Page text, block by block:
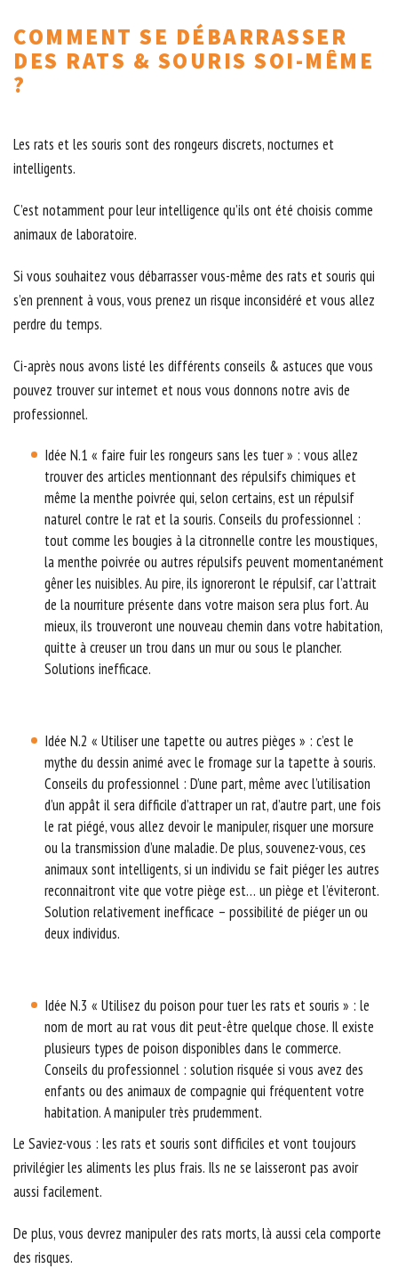
COMMENT SE DÉBARRASSER
DES RATS & SOURIS SOI-MÊME
?
Les rats et les souris sont des rongeurs discrets, nocturnes et
intelligents.
C’est notamment pour leur intelligence qu’ils ont été choisis comme
animaux de laboratoire.
Si vous souhaitez vous débarrasser vous-même des rats et souris qui
s’en prennent à vous, vous prenez un risque inconsidéré et vous allez
perdre du temps.
Ci-après nous avons listé les différents conseils & astuces que vous
pouvez trouver sur internet et nous vous donnons notre avis de
professionnel.
Idée N.1 « faire fuir les rongeurs sans les tuer » : vous allez
trouver des articles mentionnant des répulsifs chimiques et
même la menthe poivrée qui, selon certains, est un répulsif
naturel contre le rat et la souris. Conseils du professionnel :
tout comme les bougies à la citronnelle contre les moustiques,
la menthe poivrée ou autres répulsifs peuvent momentanément
gêner les nuisibles. Au pire, ils ignoreront le répulsif, car l’attrait
de la nourriture présente dans votre maison sera plus fort. Au
mieux, ils trouveront une nouveau chemin dans votre habitation,
quitte à creuser un trou dans un mur ou sous le plancher.
Solutions inefficace.
Idée N.2 « Utiliser une tapette ou autres pièges » : c’est le
mythe du dessin animé avec le fromage sur la tapette à souris.
Conseils du professionnel : D’une part, même avec l’utilisation
d’un appât il sera difficile d’attraper un rat, d’autre part, une fois
le rat piégé, vous allez devoir le manipuler, risquer une morsure
ou la transmission d’une maladie. De plus, souvenez-vous, ces
animaux sont intelligents, si un individu se fait piéger les autres
reconnaitront vite que votre piège est… un piège et l’éviteront.
Solution relativement inefficace – possibilité de piéger un ou
deux individus.
Idée N.3 « Utilisez du poison pour tuer les rats et souris » : le
nom de mort au rat vous dit peut-être quelque chose. Il existe
plusieurs types de poison disponibles dans le commerce.
Conseils du professionnel : solution risquée si vous avez des
enfants ou des animaux de compagnie qui fréquentent votre
habitation. A manipuler très prudemment.
Le Saviez-vous : les rats et souris sont difficiles et vont toujours
privilégier les aliments les plus frais. Ils ne se laisseront pas avoir
aussi facilement.
De plus, vous devrez manipuler des rats morts, là aussi cela comporte
des risques.